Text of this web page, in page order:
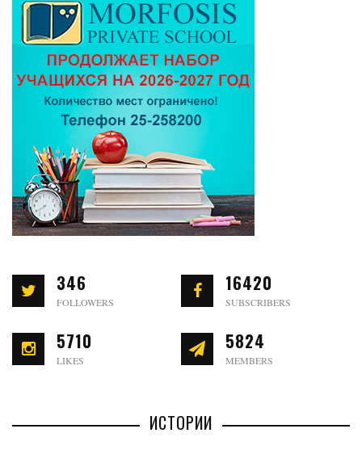
346
FOLLOWERS
16420
SUBSCRIBERS
5710
LIKES
5824
MEMBERS
ИСТОРИИ